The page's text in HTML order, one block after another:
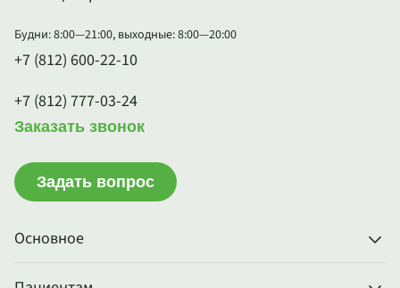
Основное
Будни: 8:00—21:00, выходные: 8:00—20:00
+7 (812) 600-22-10
+7 (812) 777-03-24
Заказать звонок
Задать вопрос